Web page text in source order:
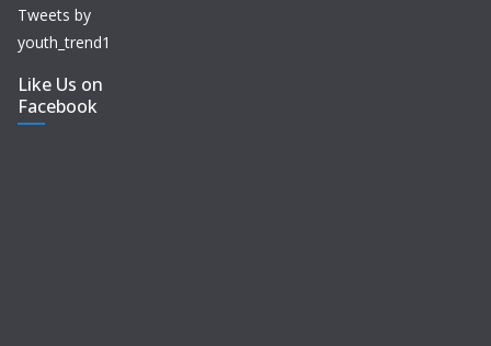
Tweets by
youth_trend1
Like Us on
Facebook